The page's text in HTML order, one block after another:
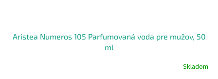
Aristea Numeros 105 Parfumovaná voda pre mužov, 50
ml
Skladom